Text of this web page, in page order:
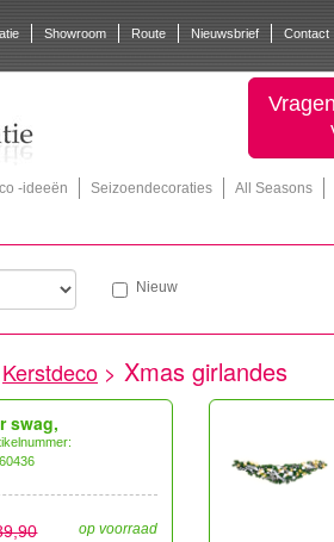
Showroom Route Nieuwsbrief Contact
-ideeën Seizoendecoraties
All Seasons
Nieuw
Kerstdeco > Xmas girlandes
swag,
op voorraad